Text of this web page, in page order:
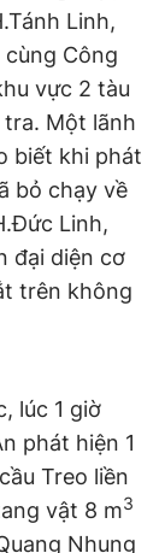
Linh,
Công
vực 2 tàu
Một lãnh
biết khi phát
bỏ chạy về
Linh,
đại diện cơ
trên không
lúc 1 giờ
phát hiện 1
Treo liền
vật 8 m3
Nhung